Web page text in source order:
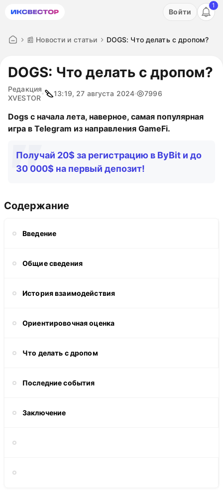
Акция: бесплатный пробный период на 3 дня!
Войти
1
📰 Новости и статьи DOGS: Что делать с дропом?
DOGS: Что делать с дропом?
Редакция
XVESTOR
13:19, 27 августа 2024 7996
Dogs с начала лета, наверное, самая популярная
игра в Telegram из направления GameFi.
Получай 20$ за регистрацию в ByBit и до
30 000$ на первый депозит!
Содержание
Введение
Общие сведения
История взаимодействия
Ориентировочная оценка
Что делать с дропом
Последние события
Заключение